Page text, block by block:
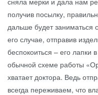
получив посылку,
дальше будет
его случае, отправив
беспокоиться – его лапки
обычной схеме работы
хватает доктора. Ведь
всегда переживаем, что